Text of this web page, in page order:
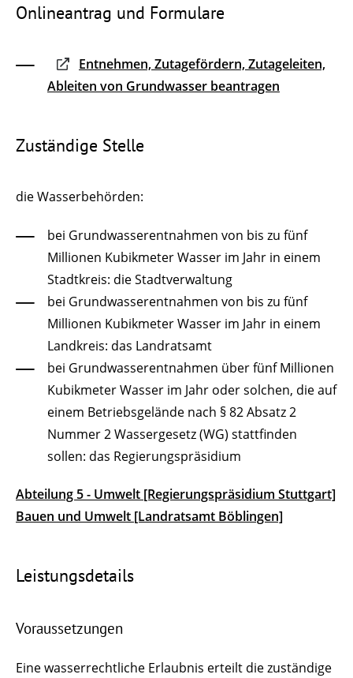
Onlineantrag und Formulare
Entnehmen, Zutagefördern, Zutageleiten,
Ableiten von Grundwasser beantragen
Zuständige Stelle
die Wasserbehörden:
bei Grundwasserentnahmen von bis zu fünf
Millionen Kubikmeter Wasser im Jahr in einem
Stadtkreis: die Stadtverwaltung
bei Grundwasserentnahmen von bis zu fünf
Millionen Kubikmeter Wasser im Jahr in einem
Landkreis: das Landratsamt
bei Grundwasserentnahmen über fünf Millionen
Kubikmeter Wasser im Jahr oder solchen, die auf
einem Betriebsgelände nach § 82 Absatz 2
Nummer 2 Wassergesetz (WG) stattfinden
sollen: das Regierungspräsidium
Abteilung 5 - Umwelt [Regierungspräsidium Stuttgart]
Bauen und Umwelt [Landratsamt Böblingen]
Leistungsdetails
Voraussetzungen
Eine wasserrechtliche Erlaubnis erteilt die zuständige